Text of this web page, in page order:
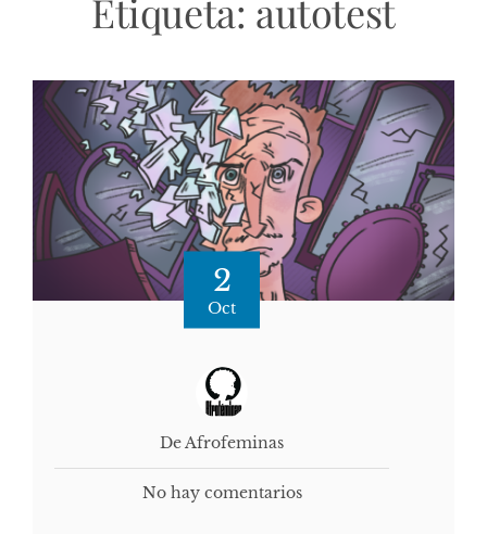
Etiqueta: autotest
2
Oct
De Afrofeminas
No hay comentarios